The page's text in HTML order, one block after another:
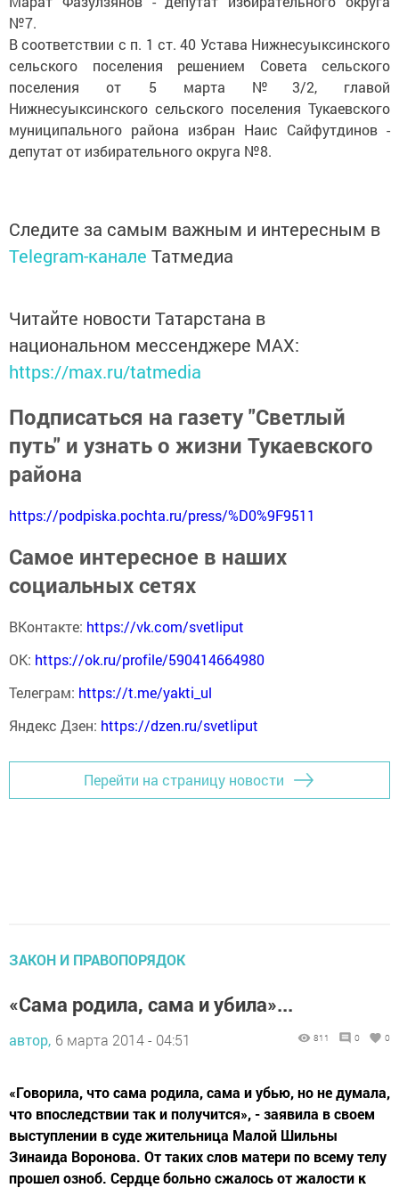
№7.
В соответствии с п. 1 ст. 40 Устава Нижнесуыксинского
сельского поселения решением Совета сельского
поселения от 5 марта №3/2, главой
Нижнесуыксинского сельского поселения Тукаевского
муниципального района избран Наис Сайфутдинов -
депутат от избирательного округа №8.
Следите за самым важным и интересным в
Telegram-канале Татмедиа
Читайте новости Татарстана в
национальном мессенджере MАХ:
https://max.ru/tatmedia
Подписаться на газету "Светлый
путь" и узнать о жизни Тукаевского
района
https://podpiska.pochta.ru/press/%D0%9F9511
Самое интересное в наших
социальных сетях
ВКонтакте: https://vk.com/svetliput
ОК: https://ok.ru/profile/590414664980
Телеграм: https://t.me/yakti_ul
Яндекс Дзен: https://dzen.ru/svetliput
Перейти на страницу новости
ЗАКОН И ПРАВОПОРЯДОК
«Сама родила, сама и убила»...
автор, 6 марта 2014 - 04:51 811 0 0
«Говорила, что сама родила, сама и убью, но не думала,
что впоследствии так и получится», - заявила в своем
выступлении в суде жительница Малой Шильны
Зинаида Воронова. От таких слов матери по всему телу
прошел озноб. Сердце больно сжалось от жалости к